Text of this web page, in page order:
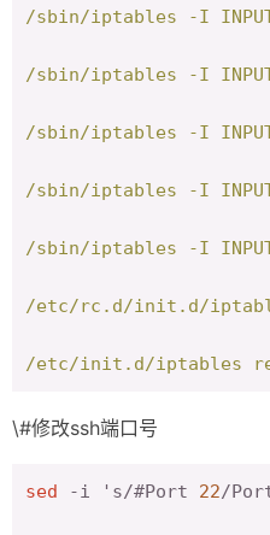
/sbin/iptables -I
/sbin/iptables -I
/sbin/iptables -I
/sbin/iptables -I
/sbin/iptables -I
/etc/rc.d/init.d/
/etc/init.d/iptables
\#修改ssh端口号
sed -i 's/#Port 22/